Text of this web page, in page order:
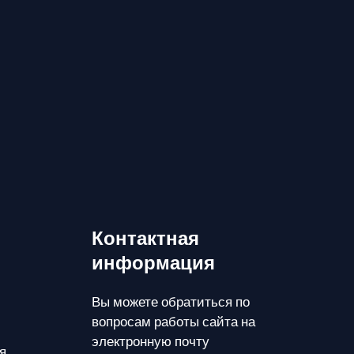
Контактная
информация
Вы можете обратиться по
вопросам работы сайта на
электронную почту